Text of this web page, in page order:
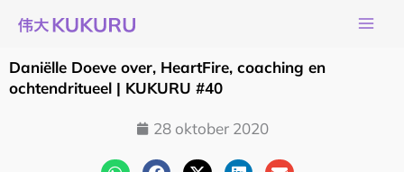
naar
de
inhoud
Daniëlle Doeve over, HeartFire, coaching en
ochtendritueel | KUKURU #40
28 oktober 2020